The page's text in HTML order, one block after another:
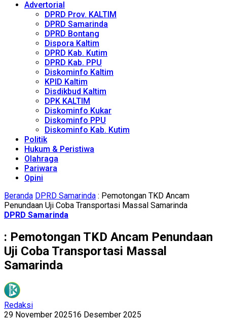
Advertorial
DPRD Prov. KALTIM
DPRD Samarinda
DPRD Bontang
Dispora Kaltim
DPRD Kab. Kutim
DPRD Kab. PPU
Diskominfo Kaltim
KPID Kaltim
Disdikbud Kaltim
DPK KALTIM
Diskominfo Kukar
Diskominfo PPU
Diskominfo Kab. Kutim
Politik
Hukum & Peristiwa
Olahraga
Pariwara
Opini
Beranda DPRD Samarinda : Pemotongan TKD Ancam
Penundaan Uji Coba Transportasi Massal Samarinda
DPRD Samarinda
: Pemotongan TKD Ancam Penundaan
Uji Coba Transportasi Massal
Samarinda
Redaksi
29 November 202516 Desember 2025